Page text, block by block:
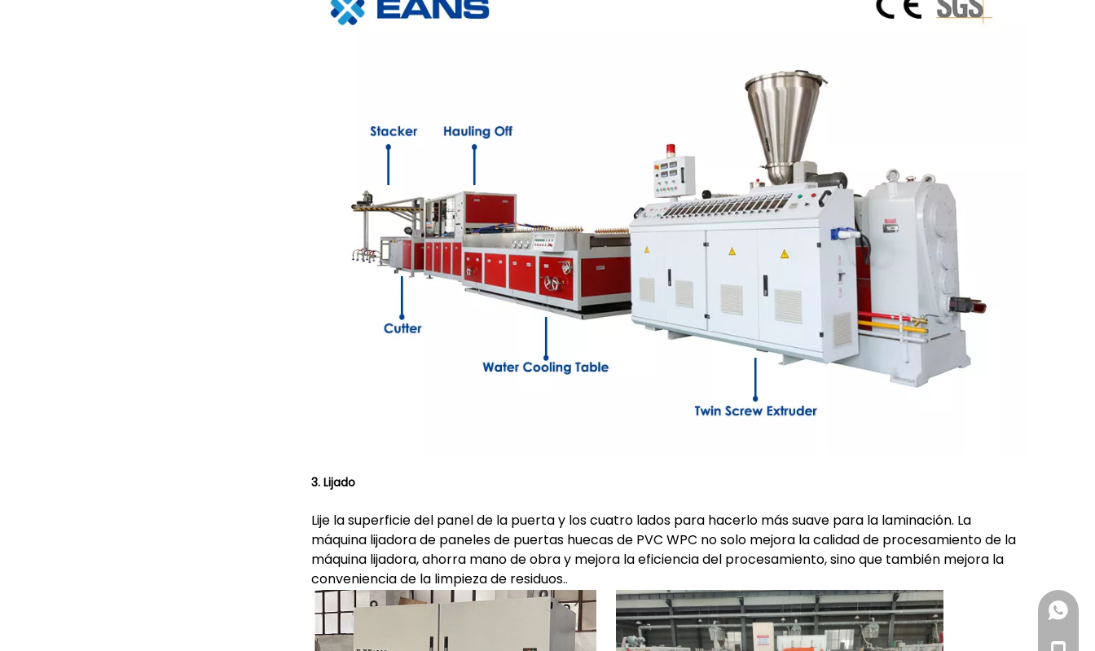
3. Lijado
Lije la superficie del panel de la puerta y los cuatro lados para hacerlo más suave para la laminación. La
máquina lijadora de paneles de puertas huecas de PVC WPC no solo mejora la calidad de procesamiento de la
máquina lijadora, ahorra mano de obra y mejora la eficiencia del procesamiento, sino que también mejora la
conveniencia de la limpieza de residuos..
+86-